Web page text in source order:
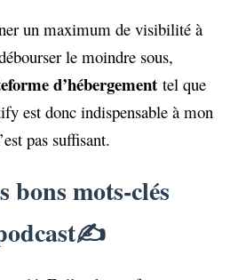
un maximum de visibilité à
le moindre sous,
d’hébergement tel que
est donc indispensable à mon
pas suffisant.
bons mots-clés